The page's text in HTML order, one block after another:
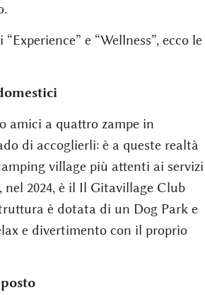
e “Wellness”, ecco le
amici a quattro zampe in
di accoglierli: è a queste realtà
village più attenti ai servizi
2024, è il Il Gitavillage Club
è dotata di un Dog Park e
e divertimento con il proprio